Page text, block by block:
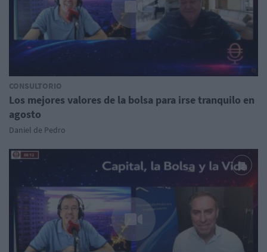
CONSULTORIO
Los mejores valores de la bolsa para irse tranquilo en
agosto
Daniel de Pedro